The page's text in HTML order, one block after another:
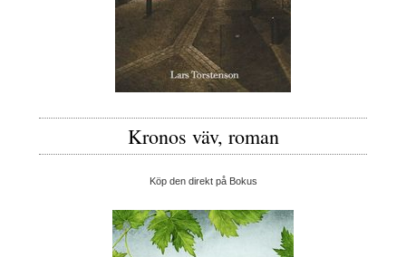
Kronos väv, roman
Köp den direkt på Bokus